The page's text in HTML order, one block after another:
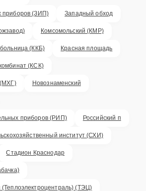
приборов (ЗИП) Западный обход
Комсомольский (КМР)
(ККБ) Красная площадь
(КСК)
(МХГ) Новознаменский
приборов (РИП) Российский п
институт (СХИ)
Стадион Краснодар
(Теплоэлектроцентраль) (ТЭЦ)